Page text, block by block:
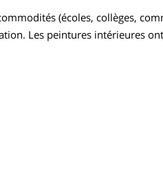
(écoles, collèges,
Les peintures intérieures